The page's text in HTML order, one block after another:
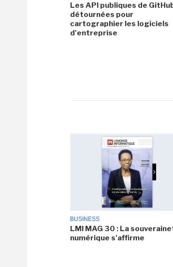
Les API publiques de
détournées pour
cartographier les logiciels
d'entreprise
BUSINESS
LMI MAG 30 : La
numérique s'affirme